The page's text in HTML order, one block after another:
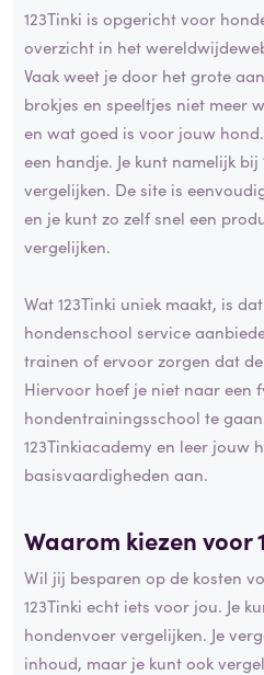
123Tinki is opgericht voor
overzicht in het
Vaak weet je door het grote
brokjes en speeltjes niet meer
en wat goed is voor jouw
een handje. Je kunt namelijk
vergelijken. De site is
en je kunt zo zelf snel een
vergelijken.
Wat 123Tinki uniek maakt, is
hondenschool service
trainen of ervoor zorgen dat
Hiervoor hoef je niet naar een
hondentrainingsschool te
123Tinkiacademy en leer jouw
basisvaardigheden aan.
Waarom kiezen voor
Wil jij besparen op de kosten
123Tinki echt iets voor jou. Je
hondenvoer vergelijken. Je
inhoud, maar je kunt ook